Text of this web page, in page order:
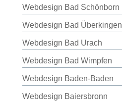
Webdesign Bad Schönborn
Webdesign Bad Überkingen
Webdesign Bad Urach
Webdesign Bad Wimpfen
Webdesign Baden-Baden
Webdesign Baiersbronn